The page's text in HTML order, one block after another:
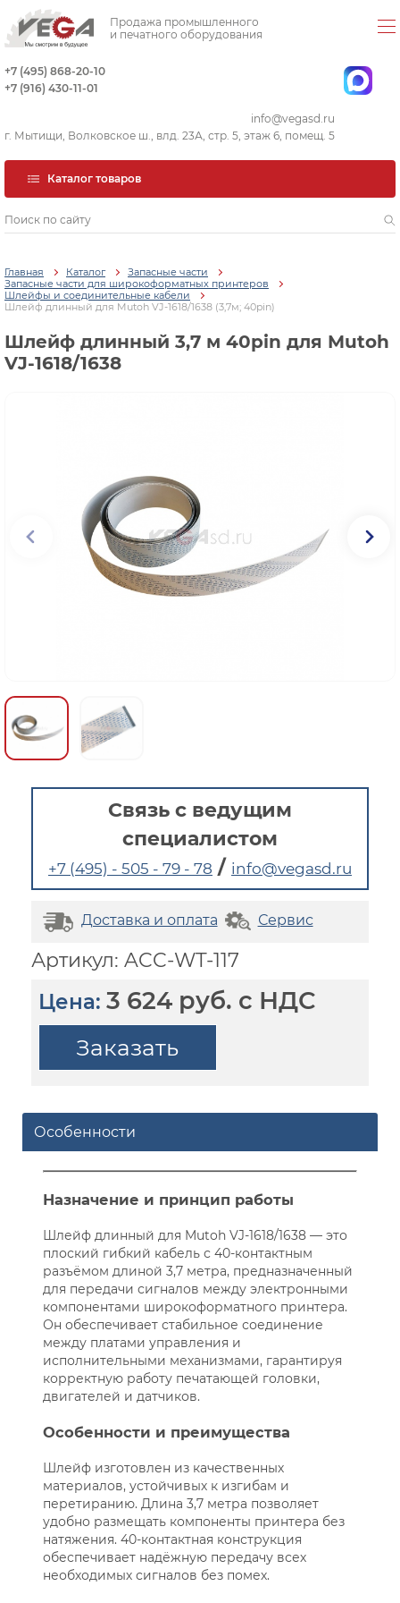
Продажа промышленного
и печатного оборудования
+7 (495) 868-20-10
+7 (916) 430-11-01
info@vegasd.ru
г. Мытищи, Волковское ш., влд. 23А, стр. 5, этаж 6, помещ. 5
Каталог товаров
Главная Каталог
Запасные части
Запасные части для широкоформатных принтеров
Шлейфы и соединительные кабели
Шлейф длинный для Mutoh VJ-1618/1638 (3,7м; 40pin)
Шлейф длинный 3,7 м 40pin для Mutoh
VJ-1618/1638
Связь с ведущим
специалистом
+7 (495) - 505 - 79 - 78 / info@vegasd.ru
Доставка и оплата Сервис
Артикул: ACC-WT-117
Цена: 3 624 руб. с НДС
Заказать
Особенности
Назначение и принцип работы
Шлейф длинный для Mutoh VJ-1618/1638 — это
плоский гибкий кабель с 40-контактным
разъёмом длиной 3,7 метра, предназначенный
для передачи сигналов между электронными
компонентами широкоформатного принтера.
Он обеспечивает стабильное соединение
между платами управления и
исполнительными механизмами, гарантируя
корректную работу печатающей головки,
двигателей и датчиков.
Особенности и преимущества
Шлейф изготовлен из качественных
материалов, устойчивых к изгибам и
перетиранию. Длина 3,7 метра позволяет
удобно размещать компоненты принтера без
натяжения. 40-контактная конструкция
обеспечивает надёжную передачу всех
необходимых сигналов без помех.